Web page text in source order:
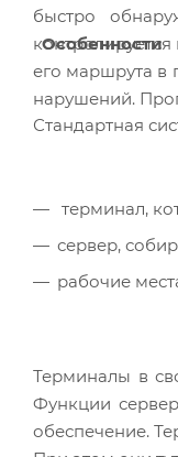
быстро
его маршрута в
нарушений.
Особенности
Стандартная
терминал,
сервер,
рабочие
Терминалы в
Функции
обеспечение.